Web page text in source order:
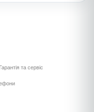
Гарантія та сервіс